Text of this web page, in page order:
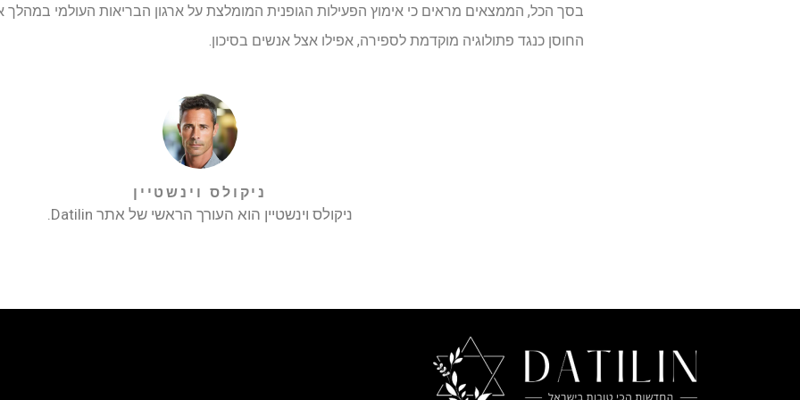
בסך הכל, הממצאים מראים כי אימוץ הפעילות הגופנית המומלצת על ארגון הבריאות העולמי
החוסן כנגד פתולוגיה מוקדמת לספירה, אפילו אצל אנשים בסיכון.
ניקולס וינשטיין
ניקולס וינשטיין הוא העורך הראשי של אתר Datilin.